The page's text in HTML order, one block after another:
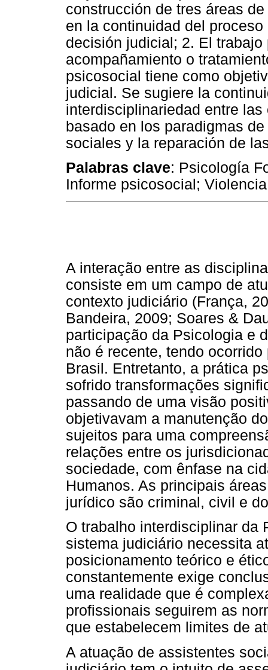
construcción de tres áreas
en la continuidad del
decisión judicial; 2. El
acompañamiento o
psicosocial tiene como
judicial. Se sugiere la
interdisciplinariedad entre
basado en los paradigmas
sociales y la reparación de
Palabras clave: Psicología
Informe psicosocial;
A interação entre as
consiste em um campo de
contexto judiciário (França,
Bandeira, 2009; Soares &
participação da Psicologia e
não é recente, tendo
Brasil. Entretanto, a prática
sofrido transformações
passando de uma visão
objetivavam a manutenção
sujeitos para uma
relações entre os
sociedade, com ênfase na
Humanos. As principais
jurídico são criminal, civil e
O trabalho interdisciplinar da
sistema judiciário necessita
posicionamento teórico e
constantemente exige
uma realidade que é
profissionais seguirem as
que estabelecem limites de
A atuação de assistentes